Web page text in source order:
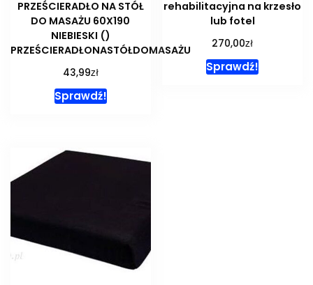
PRZEŚCIERADŁO NA STÓŁ
DO MASAŻU 60X190
NIEBIESKI ()
PRZEŚCIERADŁONASTÓŁDOMASAŻU
43,99zł
Sprawdź!
rehabilitacyjna na krzesło
lub fotel
270,00zł
Sprawdź!